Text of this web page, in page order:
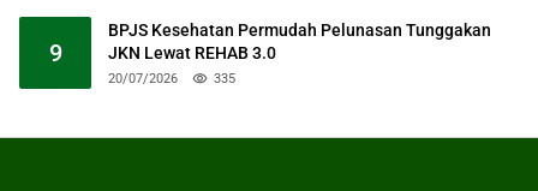
9
BPJS Kesehatan Permudah Pelunasan Tunggakan
JKN Lewat REHAB 3.0
20/07/2026 335